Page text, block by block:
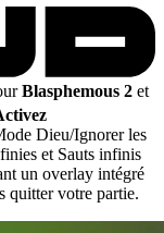
Blasphemous 2 et
Dieu/Ignorer les
et Sauts infinis
un overlay intégré
quitter votre partie.